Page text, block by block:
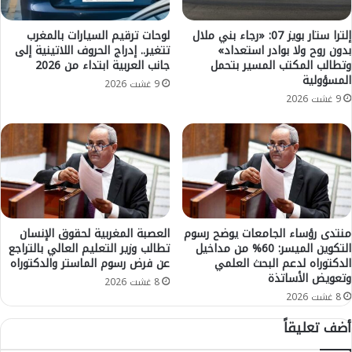
ى
1
2
,
8
٪
خ
ل
ق
1
6
0
أ
ل
ف
م
ن
ب
ش
ل
ف
ي
د
ي
و
ا
ل
ب
و
ل
ي
س
ا
ر
ي
و
”
:
ل
إلترا ستار بويز 07: «رجاء بني ملال
بدون روح ولا بوادر استعداد»
وتطالب المكتب المسير بتحمل
المسؤولية
9 غشت 2026
لوحات ترقيم السيارات بالمغرب
تتغير.. إدراج الحروف اللاتينية إلى
جانب العربية ابتداء من 2026
9 غشت 2026
منتدى رؤساء الجامعات يوضح رسوم
التكوين الميسر: 60% من مداخيل
الدكتوراه لدعم البحث العلمي
وتعويض الأساتذة
8 غشت 2026
العصبة المغربية لحقوق الإنسان
تطالب وزير التعليم العالي بالتراجع
عن فرض رسوم الماستر والدكتوراه
8 غشت 2026
أضف تعليقاً